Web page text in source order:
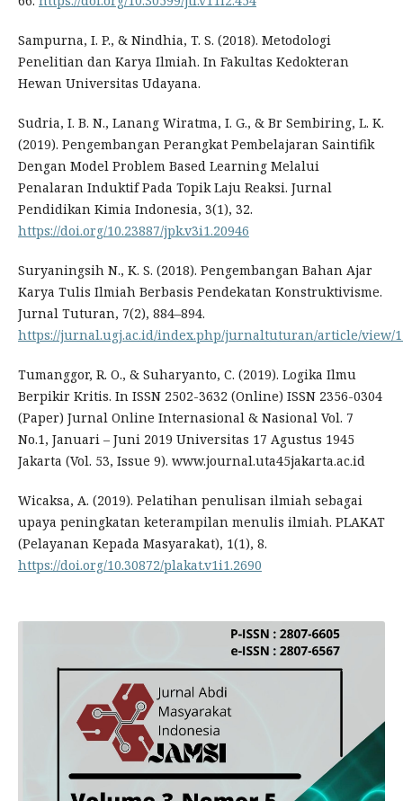
Sampurna, I. P., & Nindhia, T. S. (2018). Metodologi
Penelitian dan Karya Ilmiah. In Fakultas Kedokteran
Hewan Universitas Udayana.
Sudria, I. B. N., Lanang Wiratma, I. G., & Br Sembiring, L. K.
(2019). Pengembangan Perangkat Pembelajaran Saintifik
Dengan Model Problem Based Learning Melalui
Penalaran Induktif Pada Topik Laju Reaksi. Jurnal
Pendidikan Kimia Indonesia, 3(1), 32.
https://doi.org/10.23887/jpk.v3i1.20946
Suryaningsih N., K. S. (2018). Pengembangan Bahan Ajar
Karya Tulis Ilmiah Berbasis Pendekatan Konstruktivisme.
Jurnal Tuturan, 7(2), 884–894.
https://jurnal.ugj.ac.id/index.php/jurnaltuturan/article/view/
Tumanggor, R. O., & Suharyanto, C. (2019). Logika Ilmu
Berpikir Kritis. In ISSN 2502-3632 (Online) ISSN 2356-0304
(Paper) Jurnal Online Internasional & Nasional Vol. 7
No.1, Januari – Juni 2019 Universitas 17 Agustus 1945
Jakarta (Vol. 53, Issue 9). www.journal.uta45jakarta.ac.id
Wicaksa, A. (2019). Pelatihan penulisan ilmiah sebagai
upaya peningkatan keterampilan menulis ilmiah. PLAKAT
(Pelayanan Kepada Masyarakat), 1(1), 8.
https://doi.org/10.30872/plakat.v1i1.2690